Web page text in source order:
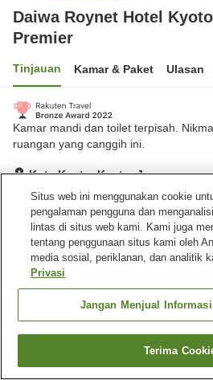
Daiwa Roynet Hotel
Premier
Tinjauan Kamar & Paket Ulasan
Kamar mandi dan toilet terpisah.
ruangan yang canggih ini.
Kota Kyoto, Kyoto, Jepang
Lihat di peta
Hebat Ulasan:741
Fasilitas properti
Tempat parkir
Spa
Gym / Klub kebugaran
Cari kamar
Situs web ini menggunakan cookie
pengalaman pengguna dan
lintas di situs web kami. Kami juga
tentang penggunaan situs kami oleh
media sosial, periklanan, dan analitik
Privasi
Jangan Menjual
Terima